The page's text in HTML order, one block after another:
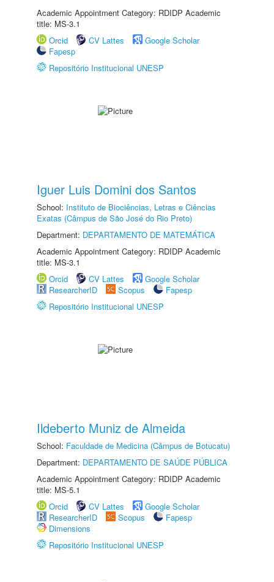
Academic Appointment Category: RDIDP Academic
title: MS-3.1
Orcid
CV Lattes
Google Scholar
Fapesp
Repositório Institucional UNESP
Iguer Luis Domini dos Santos
School: Instituto de Biociências, Letras e Ciências
Exatas (Câmpus de São José do Rio Preto)
Department: DEPARTAMENTO DE MATEMÁTICA
Academic Appointment Category: RDIDP Academic
title: MS-3.1
Orcid
CV Lattes
Google Scholar
ResearcherID
Scopus
Fapesp
Repositório Institucional UNESP
Ildeberto Muniz de Almeida
School: Faculdade de Medicina (Câmpus de Botucatu)
Department: DEPARTAMENTO DE SAÚDE PÚBLICA
Academic Appointment Category: RDIDP Academic
title: MS-5.1
Orcid
CV Lattes
Google Scholar
ResearcherID
Scopus
Fapesp
Dimensions
Repositório Institucional UNESP